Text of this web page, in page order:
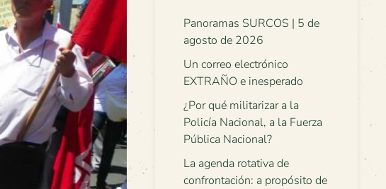
Panoramas SURCOS | 5 de
agosto de 2026
Un correo electrónico
EXTRAÑO e inesperado
¿Por qué militarizar a la
Policía Nacional, a la Fuerza
Pública Nacional?
La agenda rotativa de
confrontación: a propósito de